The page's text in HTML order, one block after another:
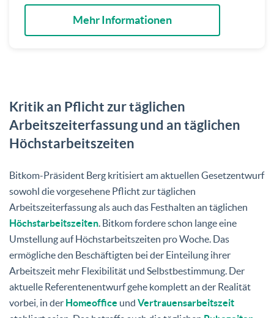
Mehr Informationen
Kritik an Pflicht zur täglichen
Arbeitszeiterfassung und an täglichen
Höchstarbeitszeiten
Bitkom-Präsident Berg kritisiert am aktuellen Gesetzentwurf
sowohl die vorgesehene Pflicht zur täglichen
Arbeitszeiterfassung als auch das Festhalten an täglichen
Höchstarbeitszeiten. Bitkom fordere schon lange eine
Umstellung auf Höchstarbeitszeiten pro Woche. Das
ermögliche den Beschäftigten bei der Einteilung ihrer
Arbeitszeit mehr Flexibilität und Selbstbestimmung. Der
aktuelle Referentenentwurf gehe komplett an der Realität
vorbei, in der Homeoffice und Vertrauensarbeitszeit